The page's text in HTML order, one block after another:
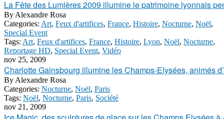
La Fête des Lumières 2009 illumine le patrimoine lyonnais
By Alexandre Rosa
Categories: Art, Feux d'artifices, France, Histoire, Nocturne, Noël,
Special Event
Tags: Art, Feux d'artifices, France, Histoire, Lyon, Noël, Nocturne,
Reportage HD, Special Event, Vidéo
nov 25, 2009
Charlotte Gainsbourg illumine les Champs-Elysées, animés
By Alexandre Rosa
Categories: Nocturne, Noël, Paris
Tags: Noël, Nocturne, Paris, Société
nov 21, 2009